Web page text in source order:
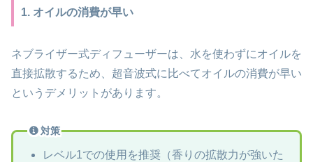
1. オイルの消費が早い
ネブライザー式ディフューザーは、水を使わずにオイルを
直接拡散するため、超音波式に比べてオイルの消費が早い
というデメリットがあります。
対策
レベル1での使用を推奨（香りの拡散力が強いた